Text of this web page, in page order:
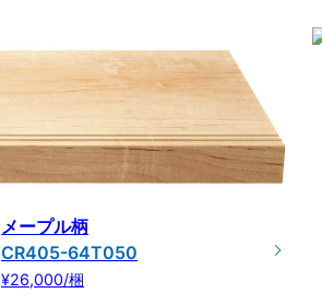
メープル柄
CR405-64T050
¥26,000/梱